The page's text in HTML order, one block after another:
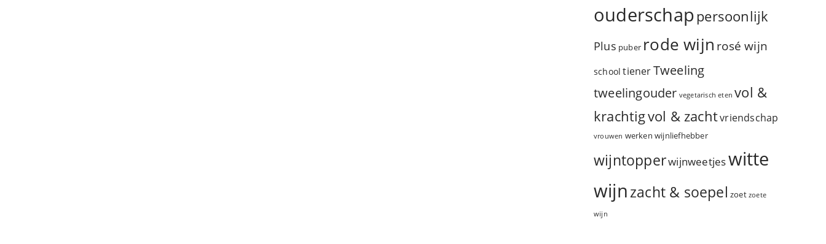
ouderschappersoonlijk
Plus puber rode wijn rosé wijn
school tienerTweeling
tweelingouder vegetarisch eten vol &
krachtigvol & zachtvriendschap
vrouwen werken wijnliefhebber
wijntopperwijnweetjeswitte
wijnzacht & soepel zoet zoete
wijn